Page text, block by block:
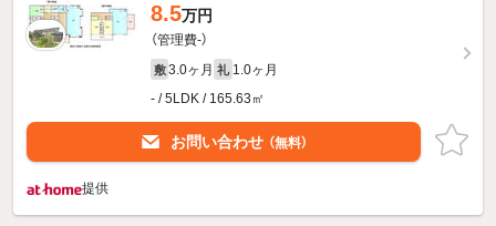
8.5万円
（管理費-）
敷 3.0ヶ月 礼 1.0ヶ月
- / 5LDK / 165.63㎡
お問い合わせ （無料）
提供